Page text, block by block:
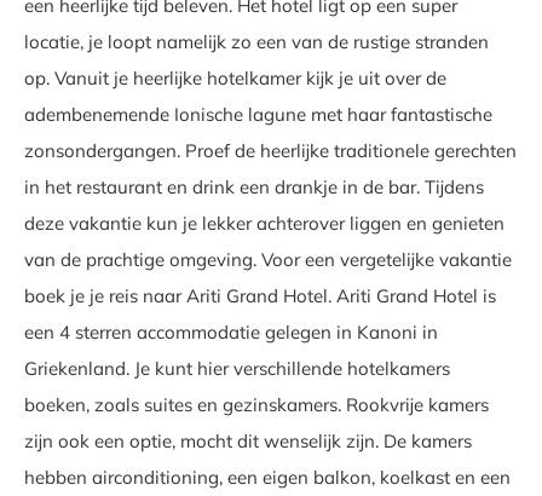
een heerlijke tijd beleven. Het hotel ligt op een super
locatie, je loopt namelijk zo een van de rustige stranden
op. Vanuit je heerlijke hotelkamer kijk je uit over de
adembenemende Ionische lagune met haar fantastische
zonsondergangen. Proef de heerlijke traditionele gerechten
in het restaurant en drink een drankje in de bar. Tijdens
deze vakantie kun je lekker achterover liggen en genieten
van de prachtige omgeving. Voor een vergetelijke vakantie
boek je je reis naar Ariti Grand Hotel. Ariti Grand Hotel is
een 4 sterren accommodatie gelegen in Kanoni in
Griekenland. Je kunt hier verschillende hotelkamers
boeken, zoals suites en gezinskamers. Rookvrije kamers
zijn ook een optie, mocht dit wenselijk zijn. De kamers
hebben airconditioning, een eigen balkon, koelkast en een